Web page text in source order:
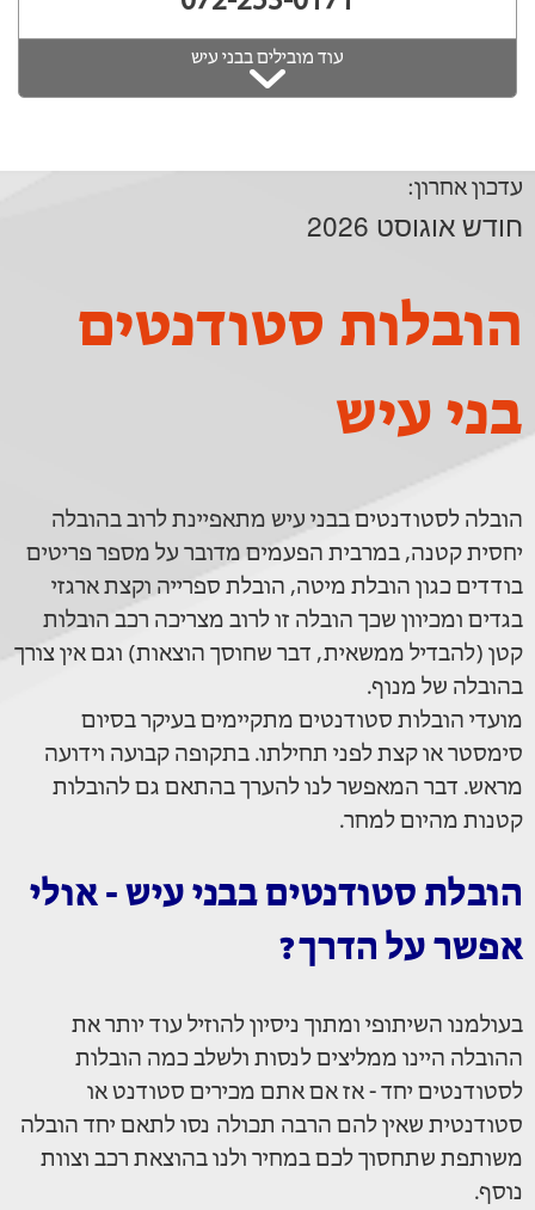
עוד מובילים בבני עיש
עדכון אחרון:
חודש אוגוסט 2026
הובלות סטודנטים
בני עיש
הובלה לסטודנטים בבני עיש מתאפיינת לרוב בהובלה
יחסית קטנה, במרבית הפעמים מדובר על מספר פריטים
בודדים כגון הובלת מיטה, הובלת ספרייה וקצת ארגזי
בגדים ומכיוון שכך הובלה זו לרוב מצריכה רכב הובלות
קטן (להבדיל ממשאית, דבר שחוסך הוצאות) וגם אין צורך
בהובלה של מנוף.
מועדי הובלות סטודנטים מתקיימים בעיקר בסיום
סימסטר או קצת לפני תחילתו. בתקופה קבועה וידועה
מראש. דבר המאפשר לנו להערך בהתאם גם להובלות
קטנות מהיום למחר.
הובלת סטודנטים בבני עיש - אולי
אפשר על הדרך?
בעולמנו השיתופי ומתוך ניסיון להוזיל עוד יותר את
ההובלה היינו ממליצים לנסות ולשלב כמה הובלות
לסטודנטים יחד - אז אם אתם מכירים סטודנט או
סטודנטית שאין להם הרבה תכולה נסו לתאם יחד הובלה
משותפת שתחסוך לכם במחיר ולנו בהוצאת רכב וצוות
נוסף.